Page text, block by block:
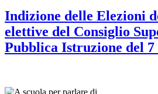
Indizione delle Elezioni
elettive del Consiglio
Pubblica Istruzione del 7